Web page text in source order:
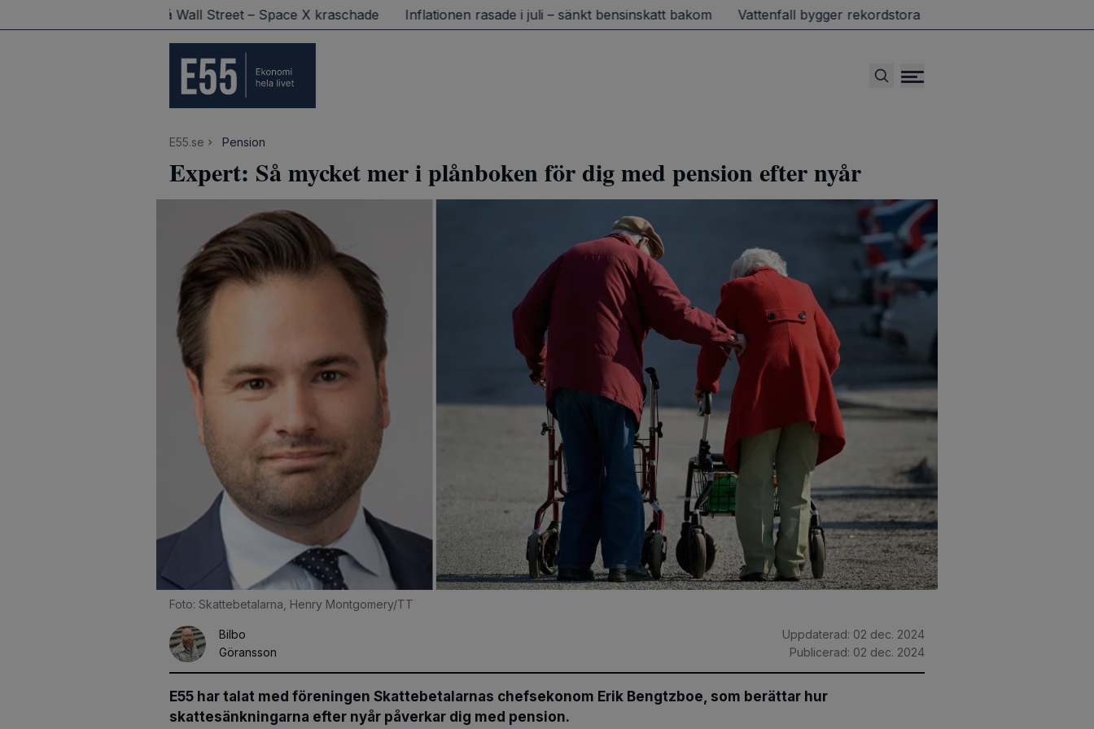
Blandat på Wall Street – Space X kraschade Inflationen rasade i juli – sänkt bensinskatt bakom Vattenfall bygger rekordstora vindparker i Danmark
E55.se Pension
Expert: Så mycket mer i plånboken för dig med pension efter nyår
Foto: Skattebetalarna, Henry Montgomery/TT
Bilbo
Göransson
Uppdaterad: 02 dec. 2024
Publicerad: 02 dec. 2024
E55 har talat med föreningen Skattebetalarnas chefsekonom Erik Bengtzboe, som berättar hur
skattesänkningarna efter nyår påverkar dig med pension.